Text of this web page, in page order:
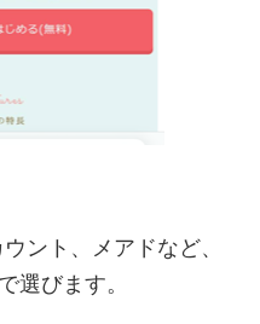
ント、メアドなど、
選びます。